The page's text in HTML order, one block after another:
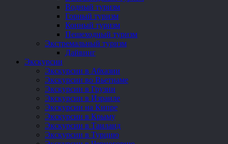
Водный туризм
Горный туризм
Конный туризм
Пешеходный туризм
Экстремальный туризм
Дайвинг
Экскурсии
Экскурсии в Абхазии
Экскурсии во Вьетнаме
Экскурсии в Грузии
Экскурсии в Израиле
Экскурсии на Кипре
Экскурсии в Крыму
Экскурсии в Таиланд
Экскурсии в Турцию